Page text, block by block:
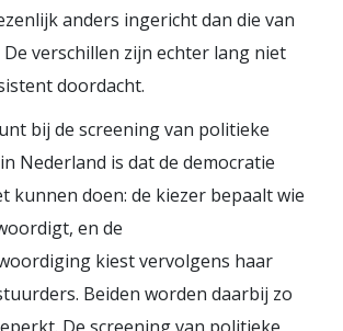
anders ingericht dan die van
De verschillen zijn echter lang niet
doordacht.
bij de screening van politieke
Nederland is dat de democratie
kunnen doen: de kiezer bepaalt wie
en de
kiest vervolgens haar
Beiden worden daarbij zo